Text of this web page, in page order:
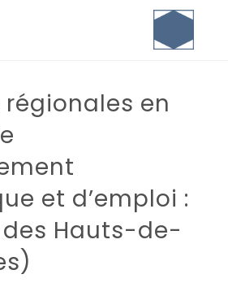
en
et d’emploi :
des Hauts-de-